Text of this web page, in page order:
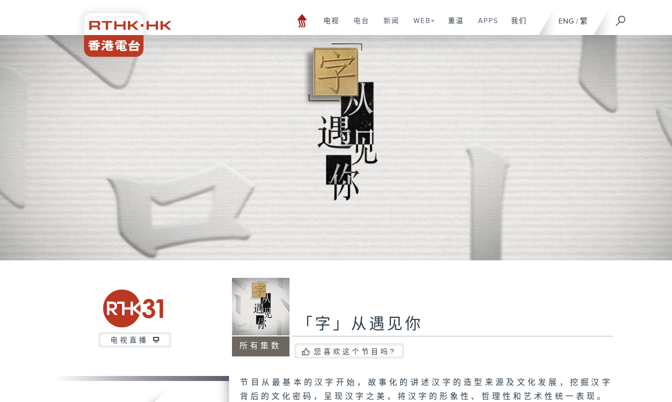
ENG / 繁
电视 电台 新闻 WEB+ 重温 APPS 我们
电视直播
所有集数
「字」从遇见你
您喜欢这个节目吗?
节目从最基本的汉字开始，故事化的讲述汉字的造型来源及文化发展，挖掘汉字
背后的文化密码，呈现汉字之美，将汉字的形象性、哲理性和艺术性统一表现。